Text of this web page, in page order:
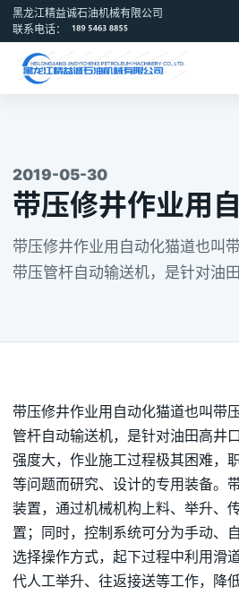
黑龙江精益诚石油机械有限公司
联系电话：
2019-05-30
带压修井作业用
带压修井作业用自动化猫道也叫
带压管杆自动输送机，是针对油
带压修井作业用自动化猫道也叫带
管杆自动输送机，是针对油田高井
强度大，作业施工过程极其困难，
等问题而研究、设计的专用装备。
装置，通过机械机构上料、举升、
置；同时，控制系统可分为手动、
选择操作方式，起下过程中利用滑
代人工举升、往返接送等工作，降